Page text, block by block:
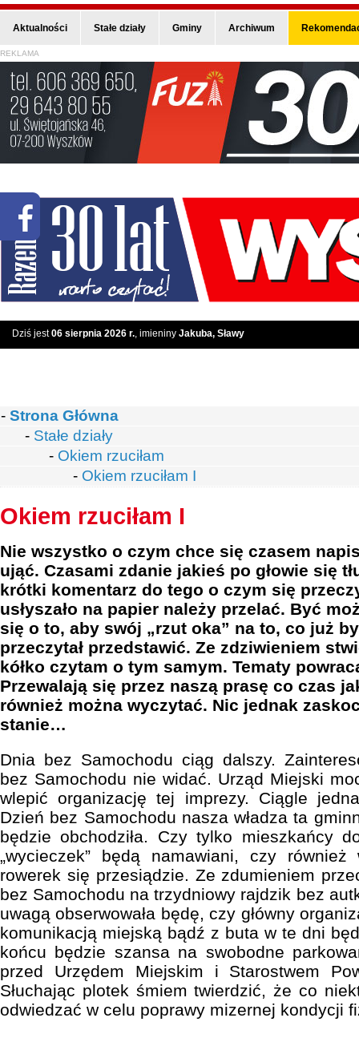
Aktualności Stałe działy Gminy Archiwum
REKLAMA
Dziś jest06 sierpnia 2026 r., imieniny Jakuba, Sławy
- Strona Główna
- Stałe działy
- Okiem rzuciłam
- Okiem rzuciłam I
Okiem rzuciłam I
Nie wszystko o czym chce się czasem
ująć. Czasami zdanie jakieś po głowie się
krótki komentarz do tego o czym się
usłyszało na papier należy przelać. Być
się o to, aby swój „rzut oka” na to, co już
przeczytał przedstawić. Ze zdziwieniem
kółko czytam o tym samym. Tematy
Przewalają się przez naszą prasę co czas
również można wyczytać. Nic jednak
stanie…
Dnia bez Samochodu ciąg dalszy.
bez Samochodu nie widać. Urząd Miejski
wlepić organizację tej imprezy. Ciągle
Dzień bez Samochodu nasza władza ta
będzie obchodziła. Czy tylko mieszkańcy
„wycieczek” będą namawiani, czy
rowerek się przesiądzie. Ze zdumieniem
bez Samochodu na trzydniowy rajdzik bez
uwagą obserwowała będę, czy główny
komunikacją miejską bądź z buta w te dni
końcu będzie szansa na swobodne
przed Urzędem Miejskim i Starostwem
Słuchając plotek śmiem twierdzić, że co
odwiedzać w celu poprawy mizernej kondycji